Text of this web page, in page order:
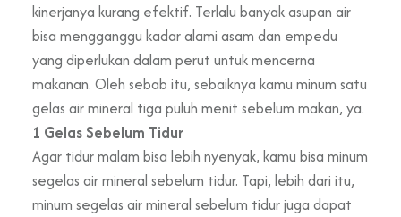
kinerjanya kurang efektif. Terlalu banyak asupan air
bisa mengganggu kadar alami asam dan empedu
yang diperlukan dalam perut untuk mencerna
makanan. Oleh sebab itu, sebaiknya kamu minum satu
gelas air mineral tiga puluh menit sebelum makan, ya.
1 Gelas Sebelum Tidur
Agar tidur malam bisa lebih nyenyak, kamu bisa minum
segelas air mineral sebelum tidur. Tapi, lebih dari itu,
minum segelas air mineral sebelum tidur juga dapat